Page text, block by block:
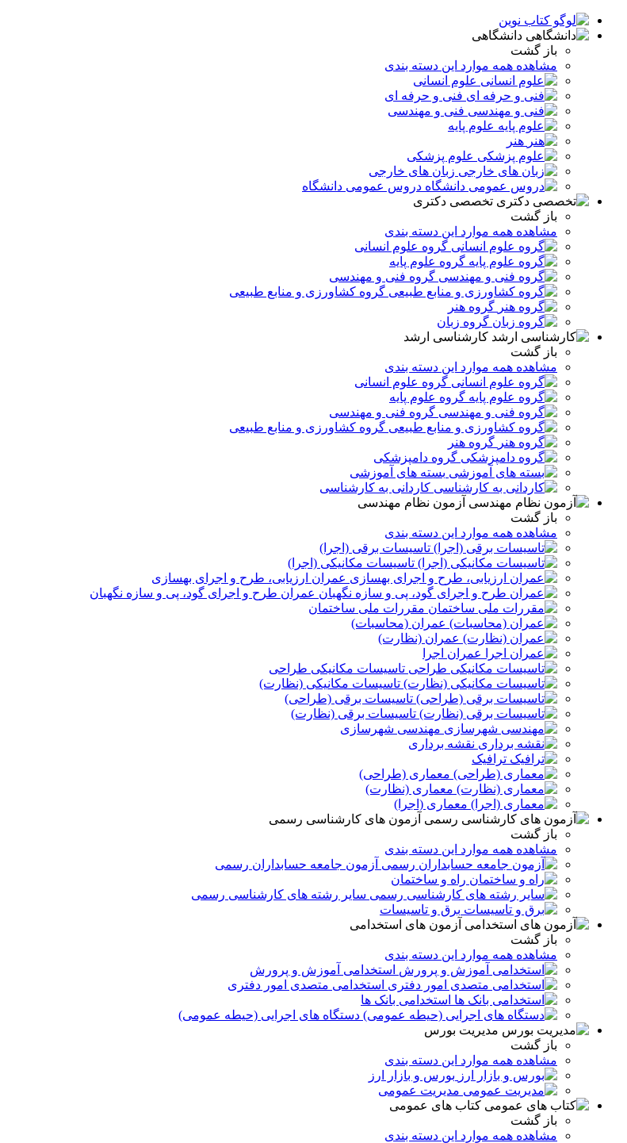
دانشگاهی
باز گشت
مشاهده همه موارد این دسته بندی
علوم انسانی
فنی و حرفه ای
فنی و مهندسی
علوم پایه
هنر
علوم پزشکی
زبان های خارجی
دروس عمومی دانشگاه
تخصصی دکتری
باز گشت
مشاهده همه موارد این دسته بندی
گروه علوم انسانی
گروه علوم پایه
گروه فنی و مهندسی
گروه کشاورزی و منابع طبیعی
گروه هنر
گروه زبان
کارشناسی ارشد
باز گشت
مشاهده همه موارد این دسته بندی
گروه علوم انسانی
گروه علوم پایه
گروه فنی و مهندسی
گروه کشاورزی و منابع طبیعی
گروه هنر
گروه دامپزشکی
بسته های آموزشی
کاردانی به کارشناسی
آزمون نظام مهندسی
باز گشت
مشاهده همه موارد این دسته بندی
تاسیسات برقی (اجرا)
تاسیسات مکانیکی (اجرا)
عمران ارزیابی، طرح و اجرای بهسازی
عمران طرح و اجرای گود، پی و سازه نگهبان
مقررات ملی ساختمان
عمران (محاسبات)
عمران (نظارت)
عمران اجرا
تاسیسات مکانیکی طراحی
تاسیسات مکانیکی (نظارت)
تاسیسات برقی (طراحی)
تاسیسات برقی (نظارت)
مهندسی شهرسازی
نقشه برداری
ترافیک
معماری (طراحی)
معماری (نظارت)
معماری (اجرا)
آزمون های کارشناسی رسمی
باز گشت
مشاهده همه موارد این دسته بندی
آزمون جامعه حسابداران رسمی
راه و ساختمان
سایر رشته های کارشناسی رسمی
برق و تاسيسات
آزمون های استخدامی
باز گشت
مشاهده همه موارد این دسته بندی
استخدامی آموزش و پرورش
استخدامی متصدی امور دفتری
استخدامی بانک ها
دستگاه های اجرایی (حیطه عمومی)
مدیریت بورس
باز گشت
مشاهده همه موارد این دسته بندی
بورس و بازار ارز
مدیریت عمومی
کتاب های عمومی
باز گشت
مشاهده همه موارد این دسته بندی